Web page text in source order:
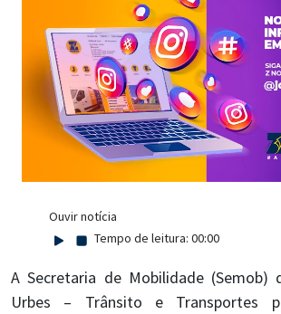
Ouvir notícia
Tempo de leitura: 00:00
A Secretaria de Mobilidade (Semob)
Urbes – Trânsito e Transportes